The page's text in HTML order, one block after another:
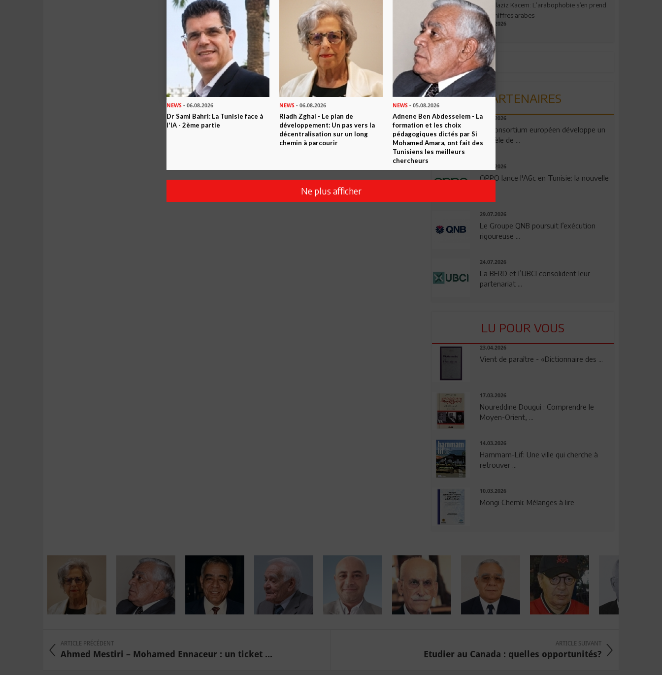
Abdelaziz Kacem: L’arabophobie s’en prend
aux chiffres arabes
09.07.2026
PARTENAIRES
06.08.2026
Un consortium européen développe un
modèle de ...
04.08.2026
OPPO lance l'A6c en Tunisie: la nouvelle
29.07.2026
Le Groupe QNB poursuit l’exécution
rigoureuse ...
24.07.2026
La BERD et l’UBCI consolident leur
partenariat ...
LU POUR VOUS
23.04.2026
Vient de paraître - «Dictionnaire des ...
17.03.2026
Noureddine Dougui : Comprendre le
Moyen-Orient, ...
14.03.2026
Hammam-Lif: Une ville qui cherche à
retrouver ...
10.03.2026
Mongi Chemli: Mélanges à lire
ARTICLE PRÉCÉDENT
Ahmed Mestiri – Mohamed Ennaceur : un ticket ...
ARTICLE SUIVANT
Etudier au Canada : quelles opportunités?
NEWS - 06.08.2026
Dr Sami Bahri: La Tunisie face à
l'IA - 2ème partie
NEWS - 06.08.2026
Riadh Zghal - Le plan de
développement: Un pas vers la
décentralisation sur un long
chemin à parcourir
NEWS- 05.08.2026
Adnene Ben Abdesselem - La
formation et les choix
pédagogiques dictés par Si
Mohamed Amara, ont fait des
Tunisiens les meilleurs
chercheurs
Ne plus afficher